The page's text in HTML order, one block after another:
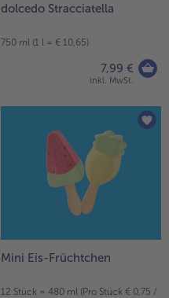
dolcedo Stracciatella
750 ml (1 l = € 10,65)
7,99 €
inkl. MwSt.
Mini Eis-Früchtchen
12 Stück = 480 ml (Pro Stück € 0,75 /